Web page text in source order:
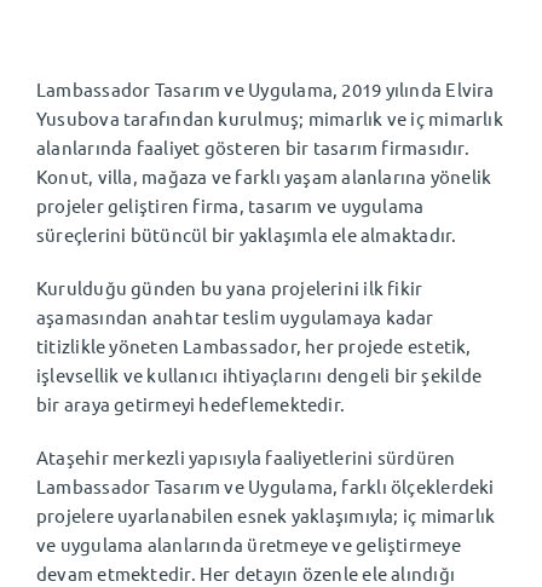
Lambassador Tasarım ve Uygulama, 2019 yılında Elvira
Yusubova tarafından kurulmuş; mimarlık ve iç mimarlık
alanlarında faaliyet gösteren bir tasarım firmasıdır.
Konut, villa, mağaza ve farklı yaşam alanlarına yönelik
projeler geliştiren firma, tasarım ve uygulama
süreçlerini bütüncül bir yaklaşımla ele almaktadır.
Kurulduğu günden bu yana projelerini ilk fikir
aşamasından anahtar teslim uygulamaya kadar
titizlikle yöneten Lambassador, her projede estetik,
işlevsellik ve kullanıcı ihtiyaçlarını dengeli bir şekilde
bir araya getirmeyi hedeflemektedir.
Ataşehir merkezli yapısıyla faaliyetlerini sürdüren
Lambassador Tasarım ve Uygulama, farklı ölçeklerdeki
projelere uyarlanabilen esnek yaklaşımıyla; iç mimarlık
ve uygulama alanlarında üretmeye ve geliştirmeye
devam etmektedir. Her detayın özenle ele alındığı